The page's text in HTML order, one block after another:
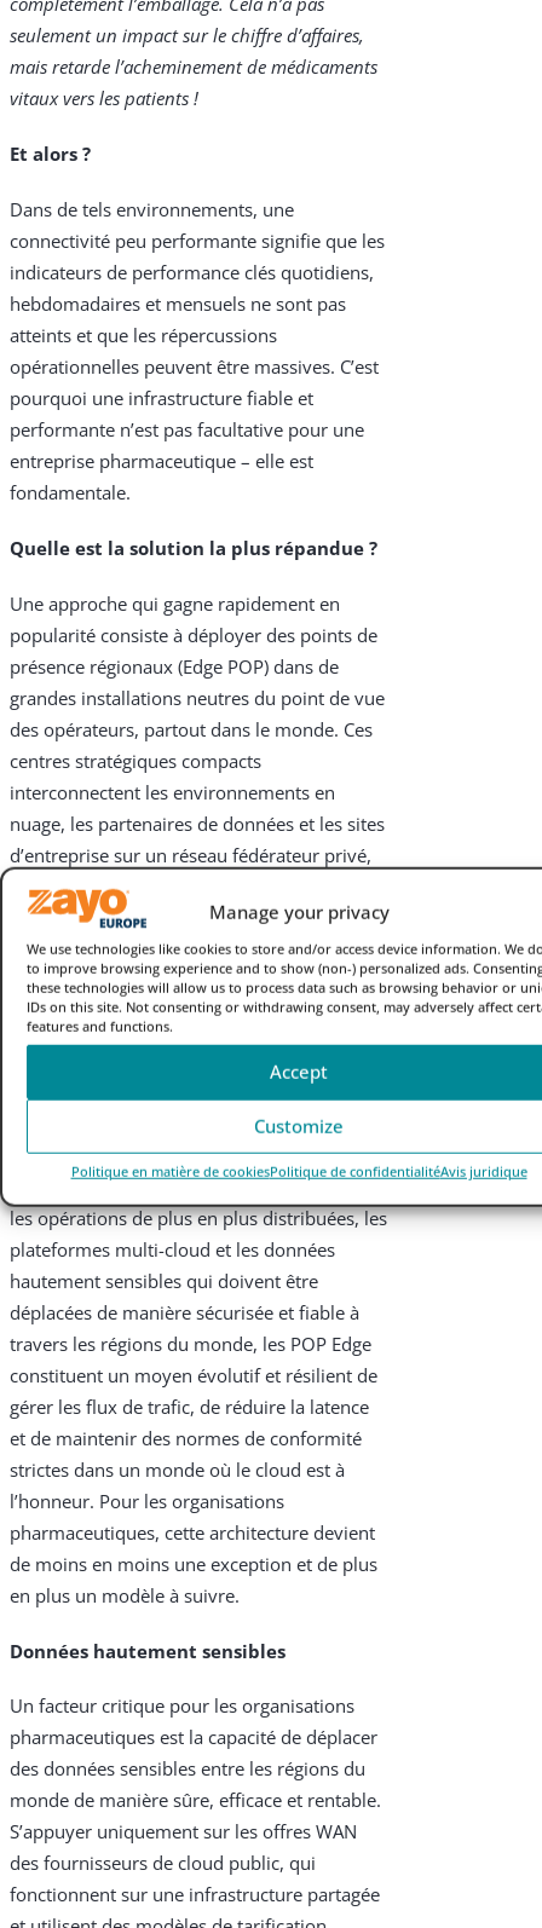
Manage your privacy
We use technologies like cookies to store and/or access device information. We
to improve browsing experience and to show (non-) personalized ads.
these technologies will allow us to process data such as browsing behavior or
IDs on this site. Not consenting or withdrawing consent, may adversely affect
features and functions.
Accept
Customize
Politique en matière de cookiesPolitique de confidentialitéAvis juridique
seulement un impact sur le chiffre d’affaires,
mais retarde l’acheminement de médicaments
vitaux vers les patients !
Et alors ?
Dans de tels environnements, une
connectivité peu performante signifie que les
indicateurs de performance clés quotidiens,
hebdomadaires et mensuels ne sont pas
atteints et que les répercussions
opérationnelles peuvent être massives. C’est
pourquoi une infrastructure fiable et
performante n’est pas facultative pour une
entreprise pharmaceutique – elle est
fondamentale.
Quelle est la solution la plus répandue ?
Une approche qui gagne rapidement en
popularité consiste à déployer des points de
présence régionaux (Edge POP) dans de
grandes installations neutres du point de vue
des opérateurs, partout dans le monde. Ces
centres stratégiques compacts
interconnectent les environnements en
nuage, les partenaires de données et les sites
d’entreprise sur un réseau fédérateur privé,
en contournant l’internet public pour
améliorer considérablement les
performances et la sécurité. Ces POP servent
de passerelle vers de multiples réseaux, des
rampes d’accès au cloud et des échanges de
peering.
Le modèle à suivre
Avec les objectifs de croissance agressifs de
nombreuses organisations pharmaceutiques,
les opérations de plus en plus distribuées, les
plateformes multi-cloud et les données
hautement sensibles qui doivent être
déplacées de manière sécurisée et fiable à
travers les régions du monde, les POP Edge
constituent un moyen évolutif et résilient de
gérer les flux de trafic, de réduire la latence
et de maintenir des normes de conformité
strictes dans un monde où le cloud est à
l’honneur. Pour les organisations
pharmaceutiques, cette architecture devient
de moins en moins une exception et de plus
en plus un modèle à suivre.
Données hautement sensibles
Un facteur critique pour les organisations
pharmaceutiques est la capacité de déplacer
des données sensibles entre les régions du
monde de manière sûre, efficace et rentable.
S’appuyer uniquement sur les offres WAN
des fournisseurs de cloud public, qui
fonctionnent sur une infrastructure partagée